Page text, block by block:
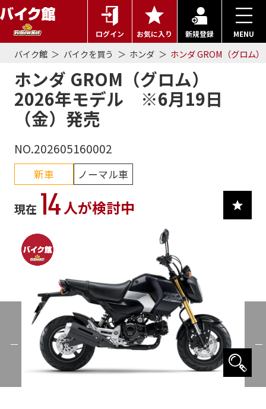
ログイン お気に入り 新規登録 MENU
バイク館 バイクを買う ホンダ ホンダ GROM（グロム
ホンダ GROM（グロム）
2026年モデル ※6月19日
（金）発売
NO.202605160002
新車 ノーマル車
現在 14 人が検討中